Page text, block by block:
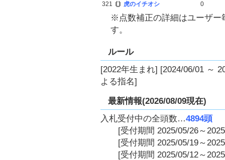
321
虎のイチオシ 0
※点数補正の詳細はユーザー
す。
ルール
[2022年生まれ] [2024/06/01 ～
よる指名]
最新情報(2026/08/09現在)
入札受付中の全頭数…4894頭
[受付期間 2025/05/26～
[受付期間 2025/05/19～
[受付期間 2025/05/12～